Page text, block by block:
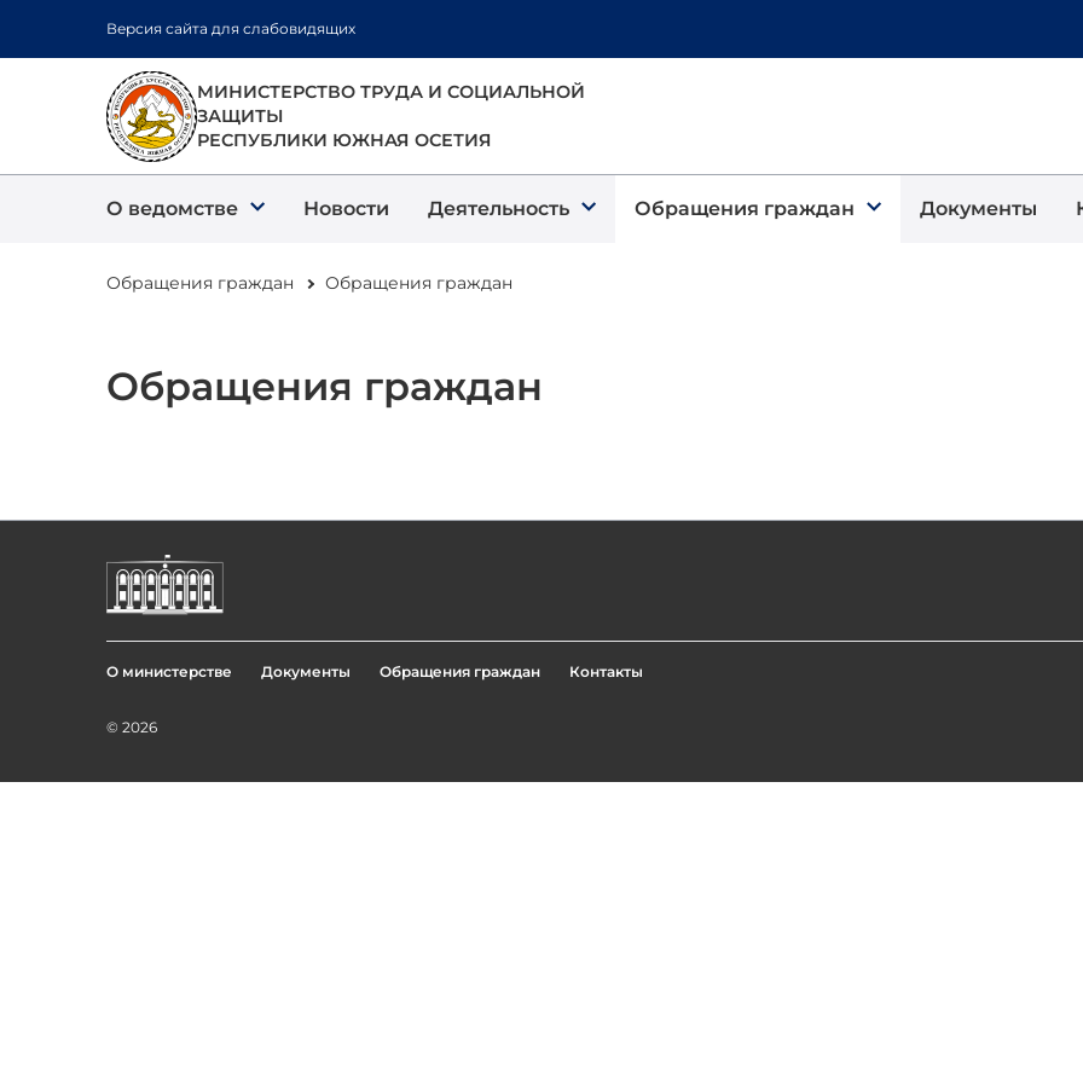
содержанию
Версия сайта для слабовидящих
МИНИСТЕРСТВО ТРУДА И СОЦИАЛЬНОЙ
ЗАЩИТЫ
РЕСПУБЛИКИ ЮЖНАЯ ОСЕТИЯ
О ведомстве Новости Деятельность Обращения граждан Документы
Обращения граждан Обращения граждан
Обращения граждан
menu
О министерстве Документы Обращения граждан Контакты
© 2026